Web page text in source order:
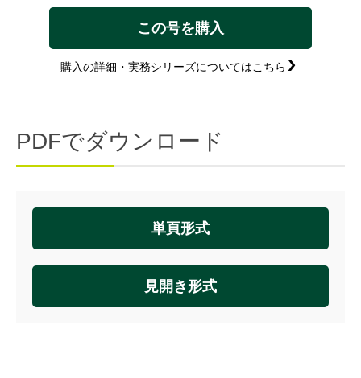
この号を購入
購入の詳細・実務シリーズについてはこちら
PDFでダウンロード
単頁形式
見開き形式